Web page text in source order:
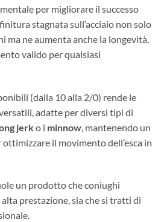
per migliorare il successo
stagnata sull’acciaio non solo
ma ne aumenta anche la longevità,
valido per qualsiasi
(dalla 10 alla 2/0) rende le
adatte per diversi tipi di
jerko i minnow , mantenendo un
il movimento dell’esca in
un prodotto che coniughi
prestazione, sia che si tratti di